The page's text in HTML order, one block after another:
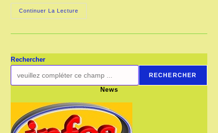
Continuer La Lecture
DES
Rechercher
RECHERCHER
News